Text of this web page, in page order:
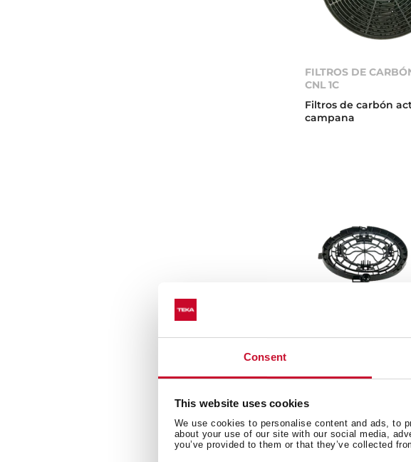
Consent
This website uses cookies
We use cookies to personalise content and ads, to
about your use of our site with our social media,
you’ve provided to them or that they’ve collected
FILTROS DE
CNL 1C
Filtros de carbón
campana
ADAPTADOR DE
campanas